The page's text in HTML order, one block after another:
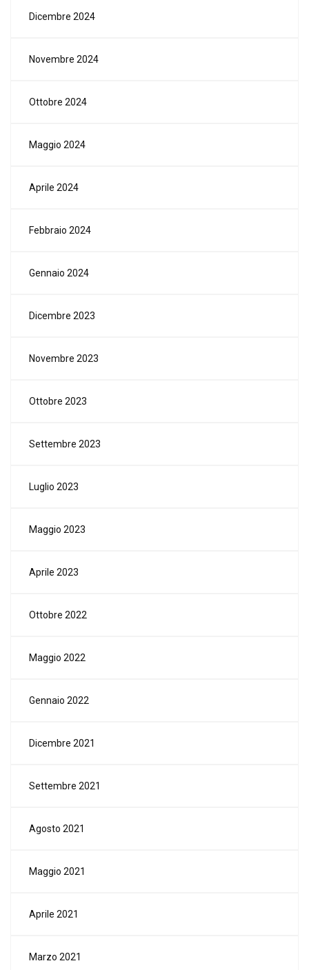
Dicembre 2024
Novembre 2024
Ottobre 2024
Maggio 2024
Aprile 2024
Febbraio 2024
Gennaio 2024
Dicembre 2023
Novembre 2023
Ottobre 2023
Settembre 2023
Luglio 2023
Maggio 2023
Aprile 2023
Ottobre 2022
Maggio 2022
Gennaio 2022
Dicembre 2021
Settembre 2021
Agosto 2021
Maggio 2021
Aprile 2021
Marzo 2021